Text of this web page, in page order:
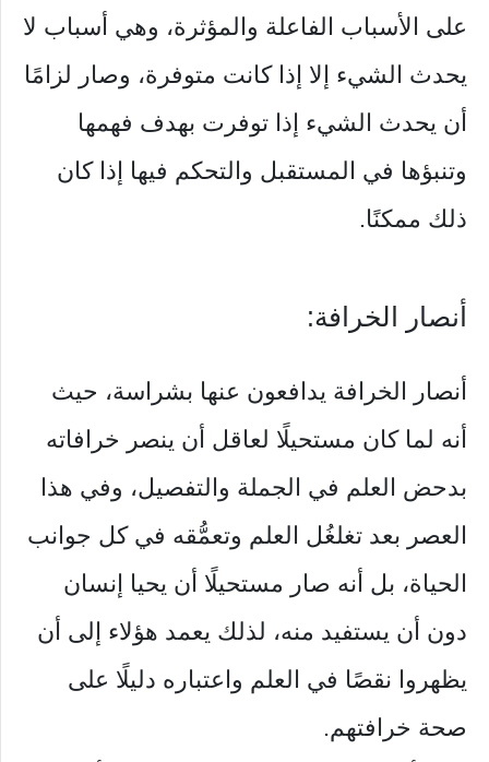
على الأسباب الفاعلة والمؤثرة، وهي أسباب لا
يحدث الشيء إلا إذا كانت متوفرة، وصار لزامًا
أن يحدث الشيء إذا توفرت بهدف فهمها
وتنبؤها في المستقبل والتحكم فيها إذا كان
ذلك ممكنًا.
أنصار الخرافة:
أنصار الخرافة يدافعون عنها بشراسة، حيث
أنه لما كان مستحيلًا لعاقل أن ينصر خرافاته
بدحض العلم في الجملة والتفصيل، وفي هذا
العصر بعد تغلغُل العلم وتعمُّقه في كل جوانب
الحياة، بل أنه صار مستحيلًا أن يحيا إنسان
دون أن يستفيد منه، لذلك يعمد هؤلاء إلى أن
يظهروا نقصًا في العلم واعتباره دليلًا على
صحة خرافتهم.